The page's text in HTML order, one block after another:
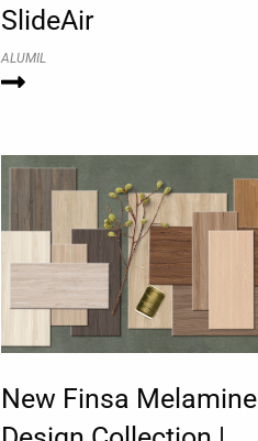
SlideAir
ALUMIL
New Finsa Melamine